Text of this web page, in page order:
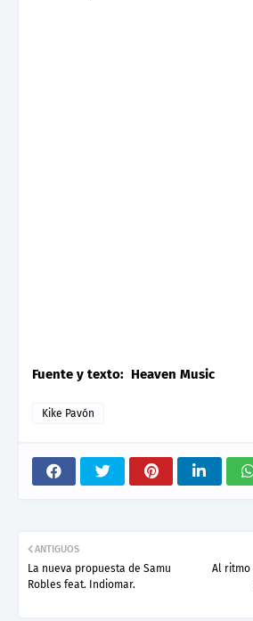
Fuente y texto: Heaven Music
Kike Pavón
Al ritmo
ANTIGUOS
La nueva propuesta de Samu
Robles feat. Indiomar.